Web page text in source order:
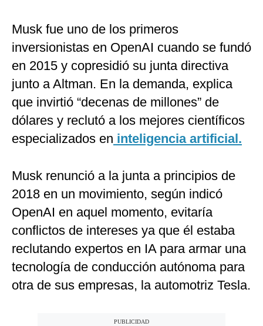
Musk fue uno de los primeros
inversionistas en OpenAI cuando se fundó
en 2015 y copresidió su junta directiva
junto a Altman. En la demanda, explica
que invirtió “decenas de millones” de
dólares y reclutó a los mejores científicos
especializados en inteligencia artificial.
Musk renunció a la junta a principios de
2018 en un movimiento, según indicó
OpenAI en aquel momento, evitaría
conflictos de intereses ya que él estaba
reclutando expertos en IA para armar una
tecnología de conducción autónoma para
otra de sus empresas, la automotriz Tesla.